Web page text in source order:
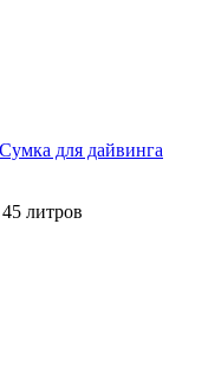
для дайвинга
литров